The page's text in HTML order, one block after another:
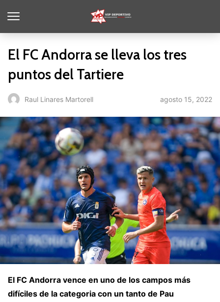
El FC Andorra se lleva los tres
puntos del Tartiere
Raul Linares Martorell agosto 15, 2022
El FC Andorra vence en uno de los campos más
difíciles de la categoria con un tanto de Pau